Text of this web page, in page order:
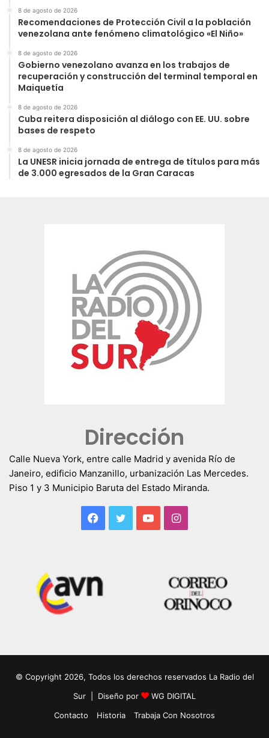
8 de agosto de 2026
Recomendaciones de Protección Civil a la población
venezolana ante fenómeno climatológico «El Niño»
8 de agosto de 2026
Gobierno venezolano avanza en los trabajos de
recuperación y construcción del terminal temporal en
Maiquetía
8 de agosto de 2026
Cuba reitera disposición al diálogo con EE. UU. sobre
bases de respeto
8 de agosto de 2026
La UNESR inicia jornada de entrega de títulos para más
de 3.000 egresados de la Gran Caracas
Dirección
Calle Nueva York, entre calle Madrid y avenida Río de
Janeiro, edificio Manzanillo, urbanización Las Mercedes.
Piso 1 y 3 Municipio Baruta del Estado Miranda.
Facebook
TwitterYouTubeInstagram
© Copyright 2026, Todos los derechos reservados La Radio del
Sur | Diseño por
WG DIGITAL
Contacto
Historia Trabaja Con Nosotros